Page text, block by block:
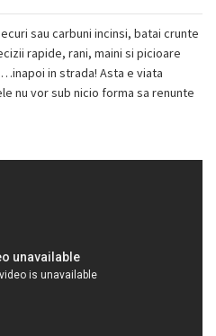
sau carbuni incinsi, batai crunte
rapide, rani, maini si picioare
in strada! Asta e viata
nu vor sub nicio forma sa renunte